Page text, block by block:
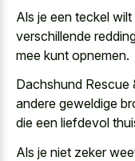
Als je een teckel
verschillende
mee kunt opnemen.
Dachshund Rescue
andere geweldige
die een liefdevol
Als je niet zeker